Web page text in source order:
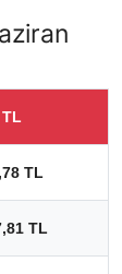
TL
TL
TL